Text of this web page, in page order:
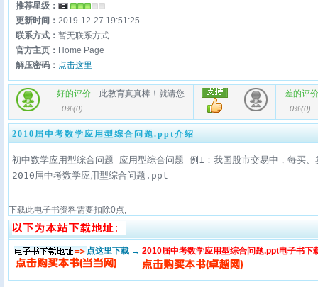
推荐星级：
更新时间： 2019-12-27 19:51:25
联系方式： 暂无联系方式
官方主页： Home Page
解压密码： 点击这里
好的评价 此教育真真棒！就请您
0%(0)
差的评价
0%(0)
2010届中考数学应用型综合问题.ppt介绍
初中数学应用型综合问题 应用型综合问题 例1：我国股市交易中，
2010届中考数学应用型综合问题.ppt
下载此电子书资料需要扣除0点,
点这里下载 → 2010届中考数学应用型综合问题.ppt电子书下